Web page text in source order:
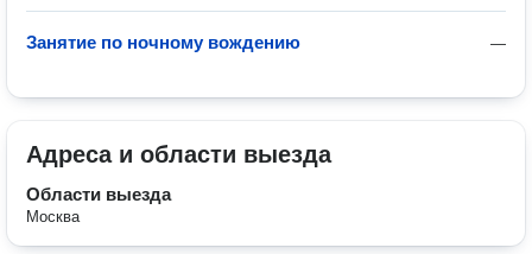
—
Занятие по ночному вождению
Адреса и области выезда
Области выезда
Москва